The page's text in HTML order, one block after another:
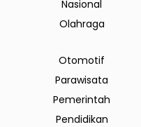
Nasional
Olahraga
Otomotif
Parawisata
Pemerintah
Pendidikan